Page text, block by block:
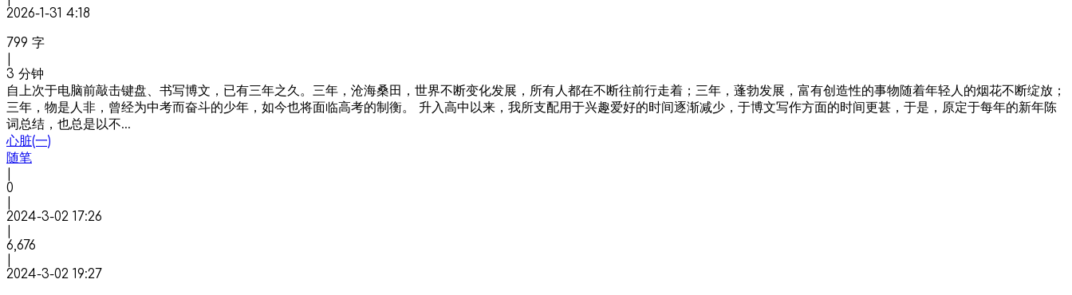
2026-1-31 4:18
799 字
3 分钟
自上次于电脑前敲击键盘、书写博文，已有三年之久。三年，沧海桑田，世界不断变化发展，所有人都在不断往前行走着；三年，蓬勃发展，富有创造性的事物随着年轻人的烟花不断绽放；
三年，物是人非，曾经为中考而奋斗的少年，如今也将面临高考的制衡。 升入高中以来，我所支配用于兴趣爱好的时间逐渐减少，于博文写作方面的时间更甚，于是，原定于每年的新年陈
词总结，也总是以不…
心脏(一)
随笔
0
2024-3-02 17:26
6,676
2024-3-02 19:27